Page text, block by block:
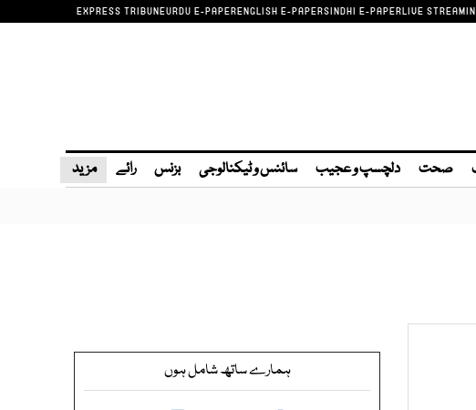
EXPRESS TRIBUNEURDU E-PAPERENGLISH E-PAPERSINDHI E-PAPERLIVE
صحت دلچسپ و عجیب سائنس و ٹیکنالوجی بزنس رائے مزید
ہمارے ساتھ شامل ہوں